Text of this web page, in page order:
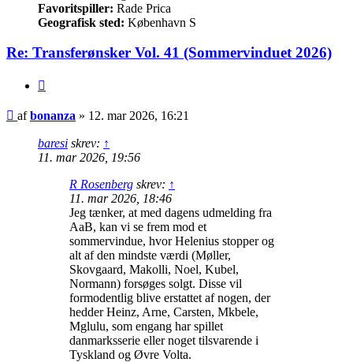
Favoritspiller: Rade Prica
Geografisk sted: København S
Re: Transferønsker Vol. 41 (Sommervinduet 2026)
Indlæg
afbonanza » 12. mar 2026, 16:21
baresi skrev: ↑
11. mar 2026, 19:56
R Rosenberg skrev: ↑
11. mar 2026, 18:46
Jeg tænker, at med dagens udmelding fra
AaB, kan vi se frem mod et
sommervindue, hvor Helenius stopper og
alt af den mindste værdi (Møller,
Skovgaard, Makolli, Noel, Kubel,
Normann) forsøges solgt. Disse vil
formodentlig blive erstattet af nogen, der
hedder Heinz, Arne, Carsten, Mkbele,
Mglulu, som engang har spillet
danmarksserie eller noget tilsvarende i
Tyskland og Øvre Volta.